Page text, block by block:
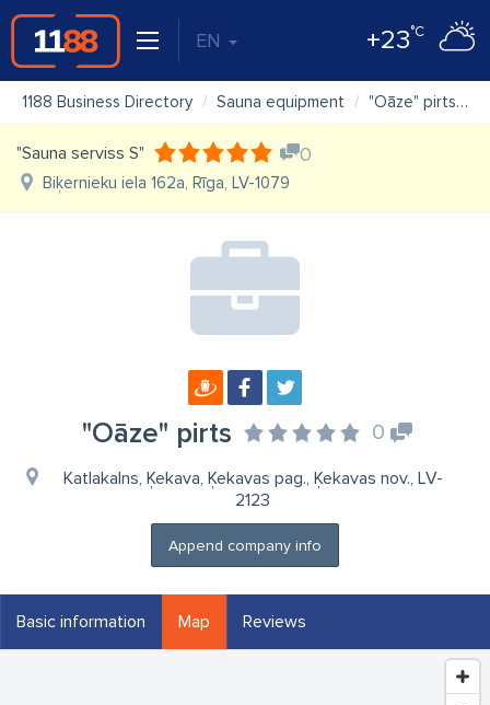
EN +23°C
1188 Business Directory Sauna equipment "Oāze" pirts
"Sauna serviss S" 0
Biķernieku iela 162a, Rīga, LV-1079
"Oāze" pirts 0
Katlakalns, Ķekava, Ķekavas pag., Ķekavas nov., LV-
2123
Append company info
Basic information Map Reviews